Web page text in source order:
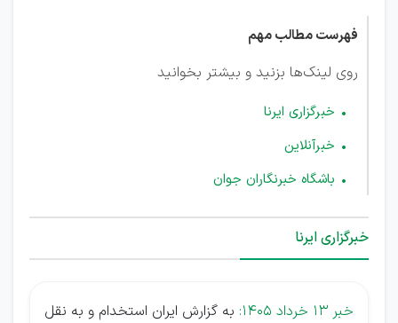
فهرست مطالب مهم
روی لینک‌ها بزنید و بیشتر بخوانید
خبرگزاری ایرنا
خبرآنلاین
باشگاه خبرنگاران جوان
خبرگزاری ایرنا
خبر 13 خرداد 1405:
به گزارش ایران استخدام و به نقل